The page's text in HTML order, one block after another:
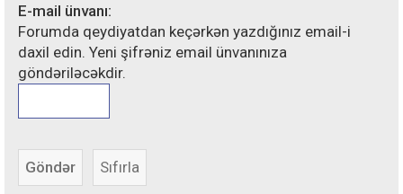
E-mail ünvanı:
Forumda qeydiyatdan keçərkən yazdığınız email-i
daxil edin. Yeni şifrəniz email ünvanınıza
göndəriləcəkdir.